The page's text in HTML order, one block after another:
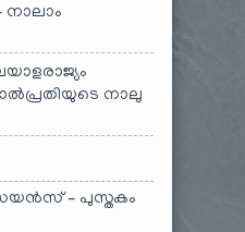
നാലാം
നാലു
– പുസ്തകം